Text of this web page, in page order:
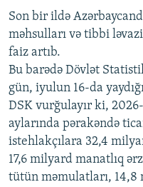
Auto 240p
720p
Son bir ildə
məhsulları və tibbi
faiz artıb.
Bu barədə Dövlət
gün, iyulun 16-da
DSK vurğulayır ki,
aylarında pərakəndə
istehlakçılara 32,4
17,6 milyard manatlıq
tütün məmulatları, 14,8